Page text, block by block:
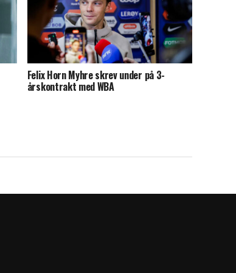
Felix Horn Myhre skrev under på 3-
årskontrakt med WBA